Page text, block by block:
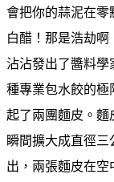
會把你的蒜泥在零
白醋！那是浩劫
沾沾發出了醬料
種專業包水餃的極
起了兩團麵皮。麵
瞬間擴大成直徑
出，兩張麵皮在